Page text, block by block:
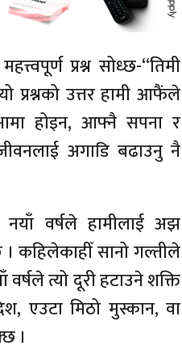
प्रश्न सोध्छ-“तिमी
प्रश्नको उत्तर हामी आफैंले
होइन, आफ्नै सपना र
अगाडि बढाउनु नै
नयाँ वर्षले हामीलाई अझ
कहिलेकाहीँ सानो गल्तीले
त्यो दूरी हटाउने शक्ति
एउटा मिठो मुस्कान, वा
।